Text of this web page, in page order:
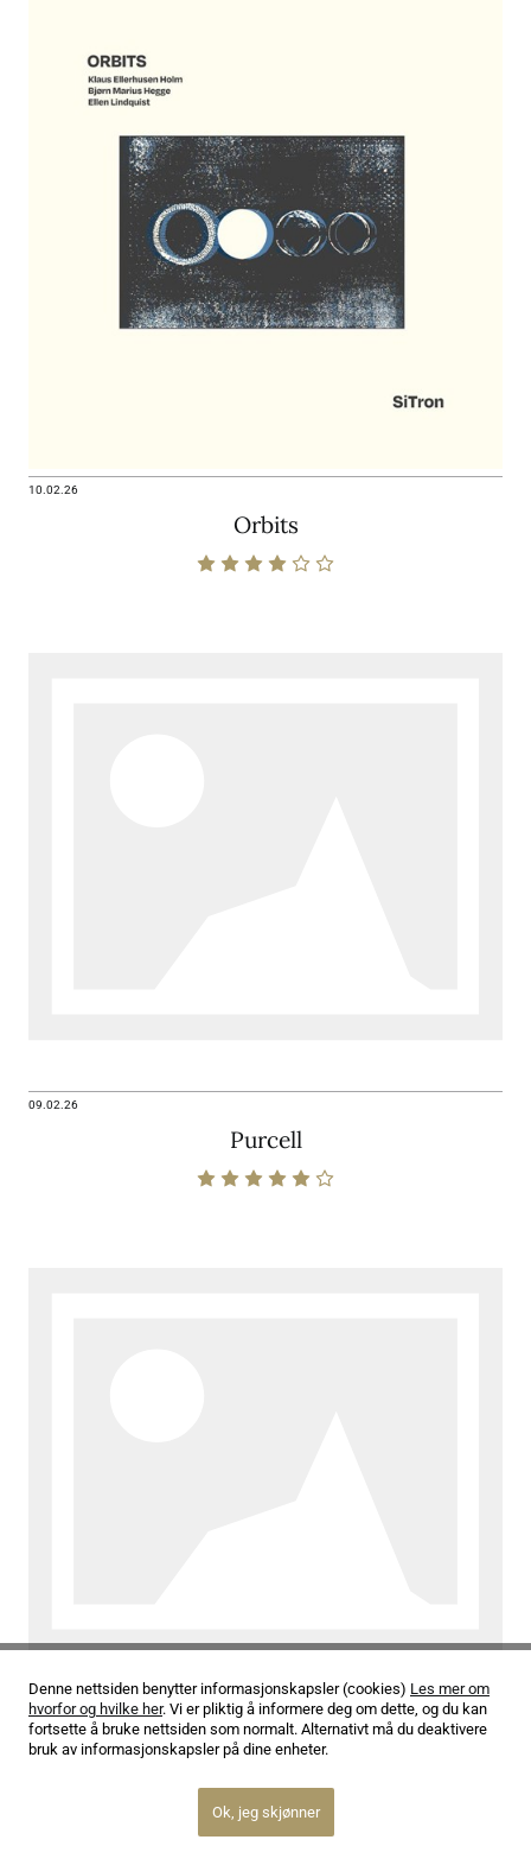
10.02.26
Orbits
09.02.26
Purcell
05.02.26
Christopher Gunning: He’s the Right One
Denne nettsiden benytter informasjonskapsler (cookies) Les mer om
hvorfor og hvilke her. Vi er pliktig å informere deg om dette, og du kan
fortsette å bruke nettsiden som normalt. Alternativt må du deaktivere
bruk av informasjonskapsler på dine enheter.
Ok, jeg skjønner